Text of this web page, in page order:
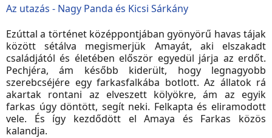
Az utazás - Nagy Panda és Kicsi Sárkány
Ezúttal a történet középpontjában gyönyörű havas tájak
között sétálva megismerjük Amayát, aki elszakadt
családjától és életében először egyedül járja az erdőt.
Pechjéra, ám később kiderült, hogy legnagyobb
szerebcséjére egy farkasfalkába botlott. Az állatok rá
akartak rontani az elveszett kölyökre, ám az egyik
farkas úgy döntött, segít neki. Felkapta és eliramodott
vele. És így kezdődött el Amaya és Farkas közös
kalandja.